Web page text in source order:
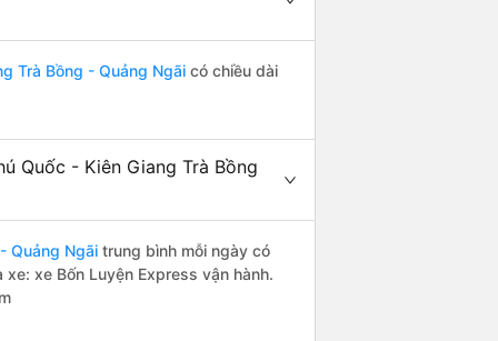
Trà Bồng - Quảng Ngãi có chiều dài
Quốc - Kiên Giang Trà Bồng
Quảng Ngãi trung bình mỗi ngày có
xe Bốn Luyện Express vận hành.